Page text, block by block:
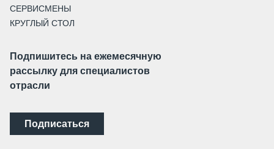
СЕРВИСМЕНЫ
КРУГЛЫЙ СТОЛ
Подпишитесь на ежемесячную
рассылку для специалистов
отрасли
Подписаться